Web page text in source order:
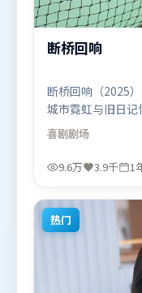
断桥回响
断桥回响（2025
城市霓虹与旧日
断付出代价。视听
面情绪贴合。由
智贤、胡歌，雷佳
喜欢喜剧题材的观
喜剧剧场
9.6万 3.9千 1
热门